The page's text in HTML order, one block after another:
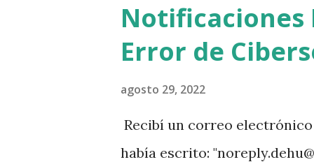
Notificaciones
Error de
agosto 29, 2022
Recibí un correo
había escrito: